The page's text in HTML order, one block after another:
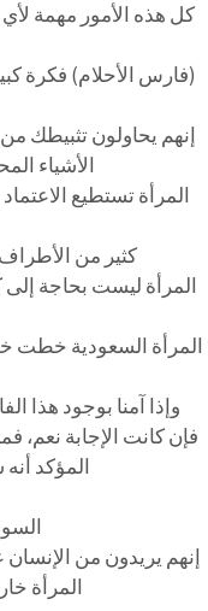
كل هذه الأمور مهمة لأي
(فارس الأحلام) فكرة
إنهم يحاولون تثبيطك
الأشياء
المرأة تستطيع
كثير من
المرأة ليست بحاجة إلى
المرأة السعودية خطت
وإذا آمنا بوجود هذا
فإن كانت الإجابة نعم،
المؤكد
إنهم يريدون من
المرأة